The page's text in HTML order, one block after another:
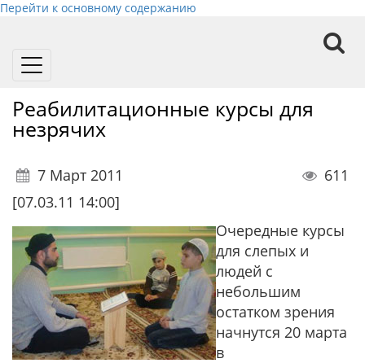
Перейти к основному содержанию
Toggle
Реабилитационные курсы для
незрячих
7 Март 2011
611
[07.03.11 14:00]
Очередные курсы
для слепых и
людей с
небольшим
остатком зрения
начнутся 20 марта
в